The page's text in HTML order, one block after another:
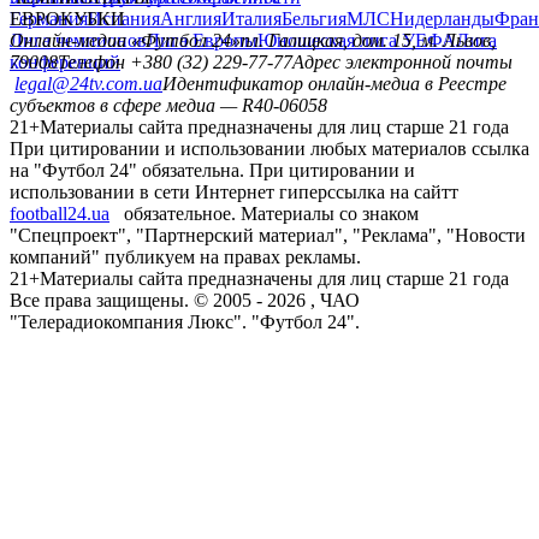
ГерманияИспанияАнглияИталияБельгияМЛСНидерланды
ЕВРОКУБКИ
Лига чемпионовЛига ЕвропыЮношеская лига УЕФАЛига
конференций
Онлайн-медиа «Футбол 24»пл. Галицкая, дом. 15, м. Львов,
79008Телефон +380 (32) 229-77-77Адрес электронной почты
legal@24tv.com.uaИдентификатор онлайн-медиа в Реестре
субъектов в сфере медиа — R40-06058
21+Материалы сайта предназначены для лиц старше 21 года
При цитировании и использовании любых материалов ссылка
на "Футбол 24" обязательна. При цитировании и
использовании в сети Интернет гиперссылка на сайтт
football24.ua
обязательное. Материалы со знаком
"Спецпроект", "Партнерский материал", "Реклама", "Новости
компаний" публикуем на правах рекламы.
21+Материалы сайта предназначены для лиц старше 21 года
Все права защищены. © 2005 - 2026 , ЧАО
"Телерадиокомпания Люкс". "Футбол 24".